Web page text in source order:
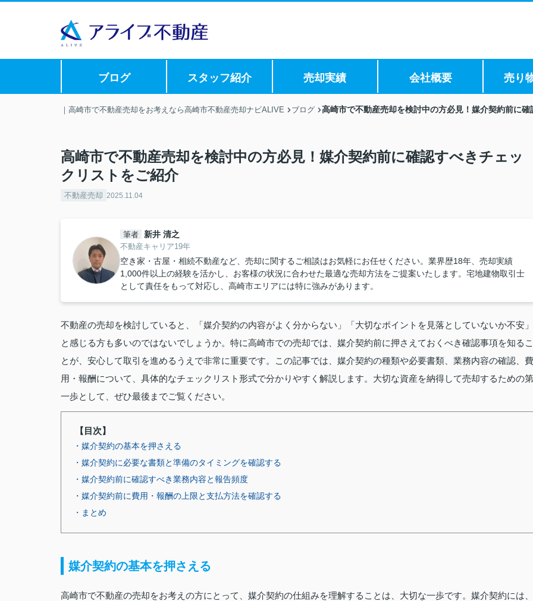
ブログ スタッフ紹介 売却実績 会社概要 売り
｜高崎市で不動産売却をお考えなら高崎市不動産売却ナビALIVE ブログ 高崎市で不動産売却を検討中の方必見！媒介契約前に
高崎市で不動産売却を検討中の方必見！媒介契約前に確認すべきチェッ
クリストをご紹介
不動産売却 2025.11.04
筆者 新井 清之
不動産キャリア19年
空き家・古屋・相続不動産など、売却に関するご相談はお気軽にお任せください。業界歴18年、売却実績
1,000件以上の経験を活かし、お客様の状況に合わせた最適な売却方法をご提案いたします。宅地建物取引士
として責任をもって対応し、高崎市エリアには特に強みがあります。
不動産の売却を検討していると、「媒介契約の内容がよく分からない」「大切なポイントを見落としていないか不安」
と感じる方も多いのではないでしょうか。特に高崎市での売却では、媒介契約前に押さえておくべき確認事項を知るこ
とが、安心して取引を進めるうえで非常に重要です。この記事では、媒介契約の種類や必要書類、業務内容の確認、費
用・報酬について、具体的なチェックリスト形式で分かりやすく解説します。大切な資産を納得して売却するための第
一歩として、ぜひ最後までご覧ください。
【目次】
・媒介契約の基本を押さえる
・媒介契約に必要な書類と準備のタイミングを確認する
・媒介契約前に確認すべき業務内容と報告頻度
・媒介契約前に費用・報酬の上限と支払方法を確認する
・まとめ
媒介契約の基本を押さえる
高崎市で不動産の売却をお考えの方にとって、媒介契約の仕組みを理解することは、大切な一歩です。媒介契約には、